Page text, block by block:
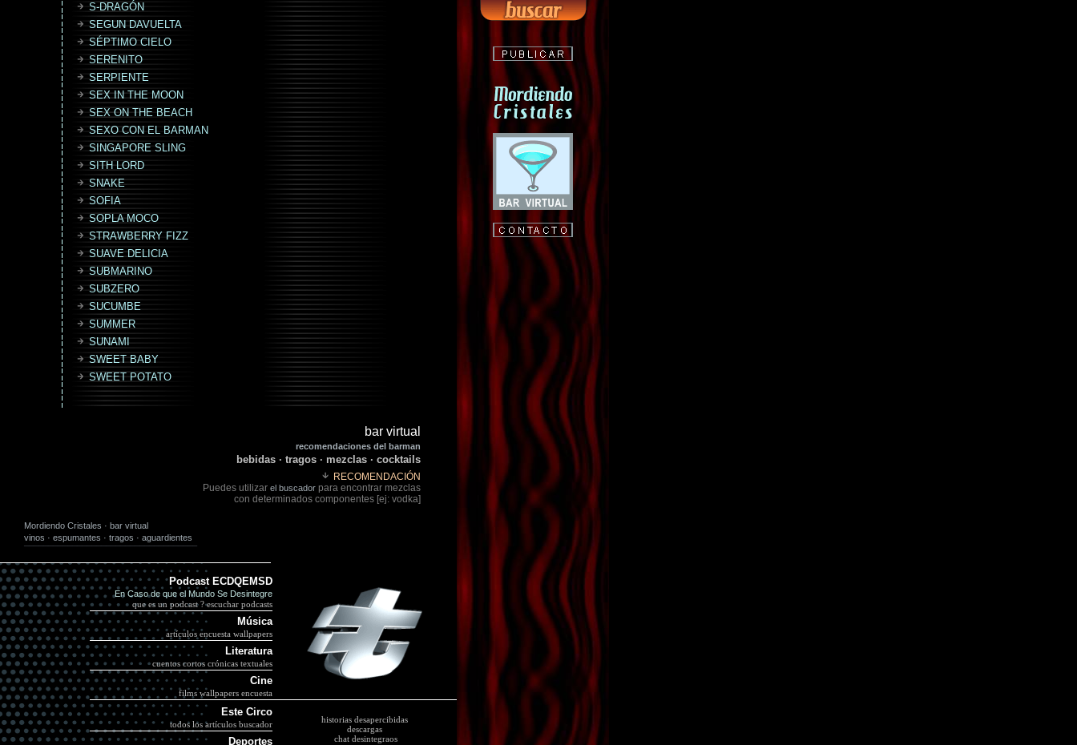
S-DRAGÓN
SEGUN DAVUELTA
SÉPTIMO CIELO
SERENITO
SERPIENTE
SEX IN THE MOON
SEX ON THE BEACH
SEXO CON EL BARMAN
SINGAPORE SLING
SITH LORD
SNAKE
SOFIA
SOPLA MOCO
STRAWBERRY FIZZ
SUAVE DELICIA
SUBMARINO
SUBZERO
SUCUMBE
SUMMER
SUNAMI
SWEET BABY
SWEET POTATO
bar virtual
recomendaciones del barman
bebidas · tragos · mezclas · cocktails
RECOMENDACIÓN
Puedes utilizar el buscador para encontrar mezclas
con determinados componentes [ej: vodka]
Mordiendo Cristales · bar virtual
vinos · espumantes · tragos · aguardientes
¯¯¯¯¯¯¯¯¯¯¯¯¯¯¯¯¯¯¯¯¯¯¯¯¯¯¯¯¯¯¯¯¯¯¯¯
Podcast ECDQEMSD
En Caso de que el Mundo Se Desintegre
que es un podcast ? escuchar podcasts
Música
artículos encuesta wallpapers
Literatura
cuentos cortos crónicas textuales
Cine
films wallpapers encuesta
Este Circo
todos los artículos buscador
Deportes
historias desapercibidas
descargas
chat desintegraos